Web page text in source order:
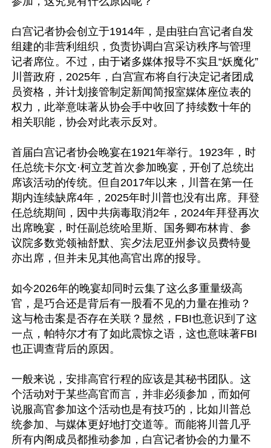
白宫记者协会创立于1914年，是由驻白宫记者自发
组建的非营利组织，负责协调白宫采访秩序与管理
记者席位。不过，由于诸多媒体报导不实且“妖魔化”
川普政府，2025年，白宫宣布将自行决定记者团成
员资格，并计划接管制定新闻简报室媒体座位表的
权力，此举意味著从协会手中收回了持续数十年的
相关职能，协会对此表示反对。
首届白宫记者协会晚宴在1921年举行。1923年，时
任总统卡尔文·柯立芝首次参加晚宴，开创了总统出
席该活动的传统。但自2017年以来，川普在第一任
期内连续缺席4年，2025年时川普也没有出席。拜登
任总统期间，因中共病毒取消2年，2024年拜登再次
出席晚宴，时任副总统哈里斯、国务卿布林肯、参
议院多数党领袖舒默、宾夕法尼亚州参议员费特曼
亦出席，但并未见其他高官出席的报导。
如今2026年的晚宴却同时云集了这么多重量级高
官，是巧合还是背后有一股看不见的力量在推动？
这与枪击案是否存在关联？显然，FBI也意识到了这
一点，帕特尔才有了如此震惊之语，这也意味著FBI
也正调查背后的原因。
一般来说，安排高官行程的应该是其秘书团队。这
个活动对于某些高官而言，并非必须参加，而如何
说服高官参加这个活动也是有技巧的，比如川普总
统参加、与媒体更好地打交道等。而能将川普几乎
所有内阁成员都推动参加，白宫记者协会的力量不